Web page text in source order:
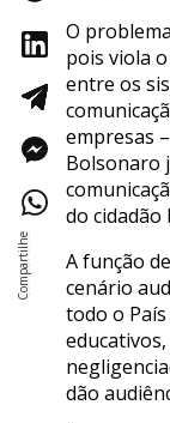
O
pois viola
entre os
empresas
Bolsonaro
do cidadão
A função
cenário
todo o
dão